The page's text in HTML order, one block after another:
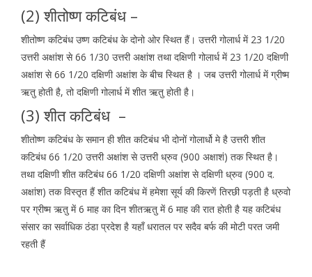
(2) शीतोष्ण कटिबंध –
शीतोष्ण कटिबंध उष्ण कटिबंध के दोनो ओर स्थित हैं। उत्तरी गोलार्ध में 23 1/20
उत्तरी अक्षांश से 66 1/30 उत्तरी अक्षांश तथा दक्षिणी गोलार्ध में 23 1/20 दक्षिणी
अक्षांश से 66 1/20 दक्षिणी अक्षांश के बीच स्थित है । जब उत्तरी गोलार्ध में ग्रीष्म
ऋतु होती है, तो दक्षिणी गोलार्ध में शीत ऋतु होती है।
(3) शीत कटिबंध –
शीतोष्ण कटिबंध के समान ही शीत कटिबंध भी दोनों गोलार्धो मे है उत्तरी शीत
कटिबंध 66 1/20 उत्तरी अक्षांश से उत्तरी ध्रुव (900 अक्षाशं) तक स्थित है।
तथा दक्षिणी शीत कटिबंध 66 1/20 दक्षिणी अक्षांश से दक्षिणी ध्रुव (900 द.
अक्षांश) तक विस्तृत हैं शीत कटिबंध में हमेशा सूर्य की किरणें तिरछी पड़ती है ध्रुवो
पर ग्रीष्म ऋतु में 6 माह का दिन शीतऋतु में 6 माह की रात होती है यह कटिबंध
संसार का सर्वाधिक ठंडा प्रदेश है यहॉं धरातल पर सदैव बर्फ की मोटी परत जमी
रहती हैं